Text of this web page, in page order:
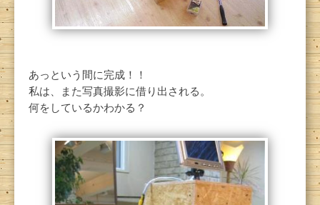
あっという間に完成！！
私は、また写真撮影に借り出される。
何をしているかわかる？